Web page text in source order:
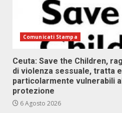
Comunicati Stampa
Ceuta: Save the Children,
di violenza sessuale, tratta
particolarmente vulnerabili
protezione
6 Agosto 2026